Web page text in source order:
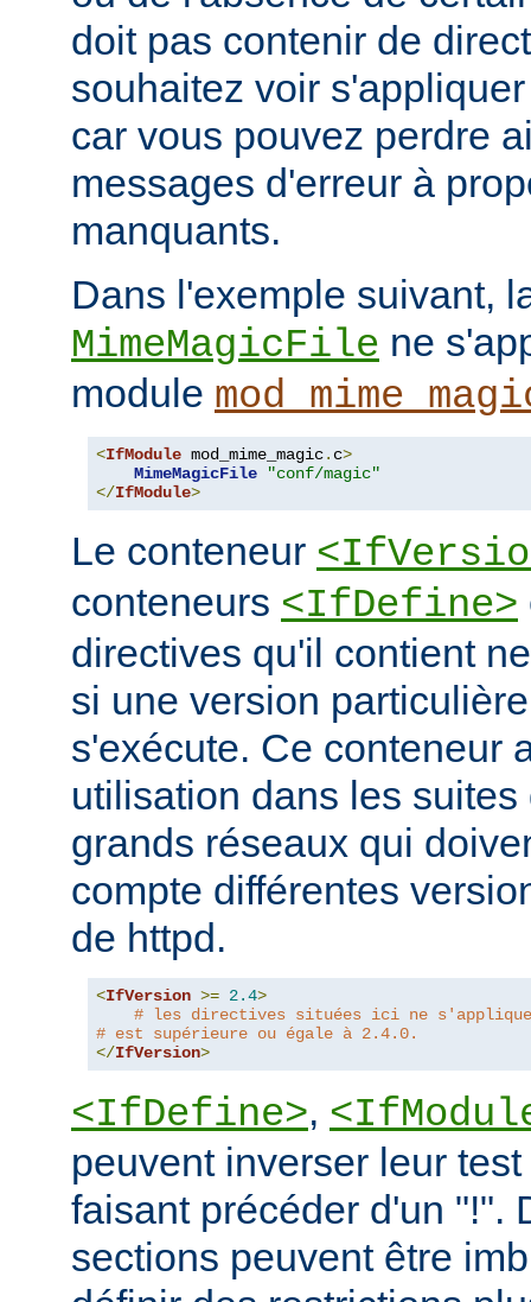
doit pas contenir de
souhaitez voir
car vous pouvez perdre
messages d'erreur à
manquants.
Dans l'exemple suivant,
MimeMagicFile ne
module
<IfModule mod_mime_magic. c>
MimeMagicFile
"conf/magic"
</IfModule>
Le conteneur
conteneurs <IfDefine>
directives qu'il contient
si une version
s'exécute. Ce conteneur
utilisation dans les
grands réseaux qui
compte différentes
de httpd.
<IfVersion >= 2.4>
# les directives situées ici ne
# est supérieure ou égale à 2.4.0.
</IfVersion>
<IfDefine>,
peuvent inverser leur
faisant précéder d'un "!".
sections peuvent être